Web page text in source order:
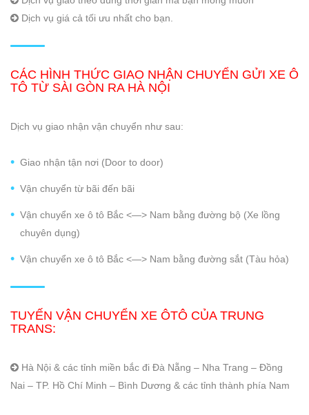
Dịch vụ giá cả tối ưu nhất cho bạn.
CÁC HÌNH THỨC GIAO NHẬN CHUYỂN GỬI XE Ô
TÔ TỪ SÀI GÒN RA HÀ NỘI
Dịch vụ giao nhận vận chuyển như sau:
Giao nhận tận nơi (Door to door)
Vận chuyển từ bãi đến bãi
Vận chuyển xe ô tô Bắc <—> Nam bằng đường bộ (Xe lồng
chuyên dụng)
Vận chuyển xe ô tô Bắc <—> Nam bằng đường sắt (Tàu hỏa)
TUYẾN VẬN CHUYỂN XE ÔTÔ CỦA TRUNG
TRANS:
Hà Nội & các tỉnh miền bắc đi Đà Nẵng – Nha Trang – Đồng
Nai – TP. Hồ Chí Minh – Bình Dương & các tỉnh thành phía Nam